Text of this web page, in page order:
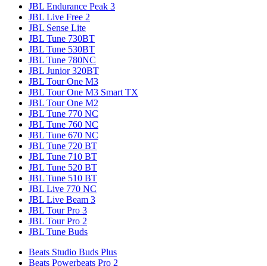
JBL Endurance Peak 3
JBL Live Free 2
JBL Sense Lite
JBL Tune 730BT
JBL Tune 530BT
JBL Tune 780NC
JBL Junior 320BT
JBL Tour One M3
JBL Tour One M3 Smart TX
JBL Tour One M2
JBL Tune 770 NC
JBL Tune 760 NC
JBL Tune 670 NC
JBL Tune 720 BT
JBL Tune 710 BT
JBL Tune 520 BT
JBL Tune 510 BT
JBL Live 770 NC
JBL Live Beam 3
JBL Tour Pro 3
JBL Tour Pro 2
JBL Tune Buds
Beats Studio Buds Plus
Beats Powerbeats Pro 2